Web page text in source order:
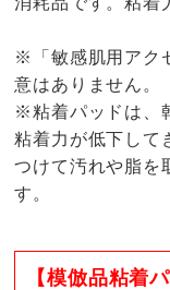
※「敏感肌用アク
意はありません。
※粘着パッドは、
粘着力が低下して
つけて汚れや脂を
す。
【模倣品粘着